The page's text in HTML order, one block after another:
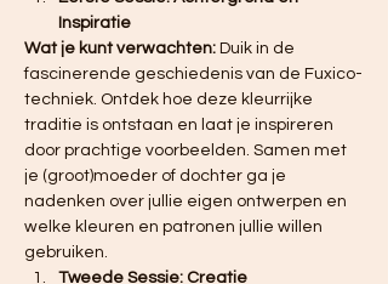
Inspiratie
Wat je kunt verwachten: Duik in de
fascinerende geschiedenis van de Fuxico-
techniek. Ontdek hoe deze kleurrijke
traditie is ontstaan en laat je inspireren
door prachtige voorbeelden. Samen met
je (groot)moeder of dochter ga je
nadenken over jullie eigen ontwerpen en
welke kleuren en patronen jullie willen
gebruiken.
Tweede Sessie: Creatie